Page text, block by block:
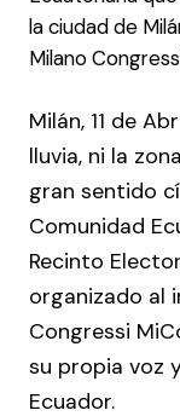
la ciudad de
Milano
Milán, 11 de
lluvia, ni la
gran sentido
Comunidad
Recinto
organizado al
Congressi
su propia voz
Ecuador.